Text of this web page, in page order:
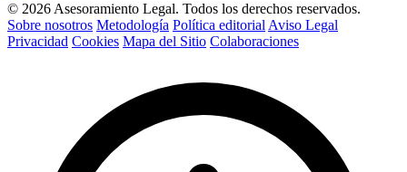
© 2026 Asesoramiento Legal. Todos los derechos reservados.
Sobre nosotros Metodología Política editorial Aviso Legal
Privacidad Cookies Mapa del Sitio Colaboraciones